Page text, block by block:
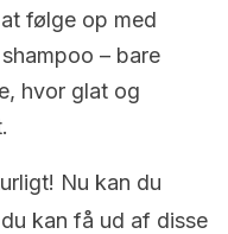
følge op med
– bare
hvor glat og
Nu kan du
kan få ud af disse